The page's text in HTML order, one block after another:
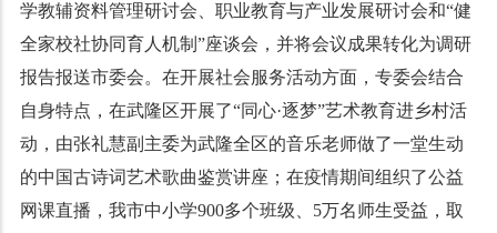
学教辅资料管理研讨会、职业教育与产业发展研讨会和“健
全家校社协同育人机制”座谈会，并将会议成果转化为调研
报告报送市委会。在开展社会服务活动方面，专委会结合
自身特点，在武隆区开展了“同心·逐梦”艺术教育进乡村活
动，由张礼慧副主委为武隆全区的音乐老师做了一堂生动
的中国古诗词艺术歌曲鉴赏讲座；在疫情期间组织了公益
网课直播，我市中小学900多个班级、5万名师生受益，取